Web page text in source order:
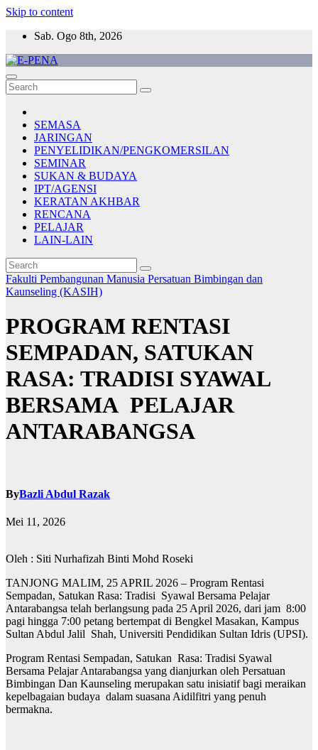
Skip to content
Sab. Ogo 8th, 2026
E-PENA
Berita Digital Terkini
SEMASA
JARINGAN
PENYELIDIKAN/PENGKOMERSILAN
SEMINAR
SUKAN & BUDAYA
IPT/AGENSI
KERATAN AKHBAR
RENCANA
PELAJAR
LAIN-LAIN
Fakulti Pembangunan Manusia Persatuan Bimbingan dan
Kaunseling (KASIH)
PROGRAM RENTASI
SEMPADAN, SATUKAN
RASA: TRADISI SYAWAL
BERSAMA PELAJAR
ANTARABANGSA
ByBazli Abdul Razak
Mei 11, 2026
Oleh : Siti Nurhafizah Binti Mohd Roseki
TANJONG MALIM, 25 APRIL 2026 – Program Rentasi
Sempadan, Satukan Rasa: Tradisi Syawal Bersama Pelajar
Antarabangsa telah berlangsung pada 25 April 2026, dari jam 8:00
pagi hingga 7:00 petang bertempat di Bengkel Masakan, Kampus
Sultan Abdul Jalil Shah, Universiti Pendidikan Sultan Idris (UPSI).
Program Rentasi Sempadan, Satukan Rasa: Tradisi Syawal
Bersama Pelajar Antarabangsa yang dianjurkan oleh Persatuan
Bimbingan Dan Kaunseling merupakan satu inisiatif bagi meraikan
kepelbagaian budaya dalam suasana Aidilfitri yang penuh
bermakna.